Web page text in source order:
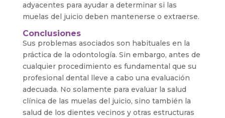
adyacentes para ayudar a determinar si las
muelas del juicio deben mantenerse o extraerse.
Conclusiones
Sus problemas asociados son habituales en la
práctica de la odontología. Sin embargo, antes de
cualquier procedimiento es fundamental que su
profesional dental lleve a cabo una evaluación
adecuada. No solamente para evaluar la salud
clínica de las muelas del juicio, sino también la
salud de los dientes vecinos y otras estructuras